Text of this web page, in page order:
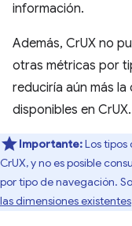
información.
Además, CrUX no
otras métricas por
reduciría aún más la
disponibles en CrUX.
Importante:Los
CrUX, y no es posible
por tipo de navegación.
las dimensiones existentes